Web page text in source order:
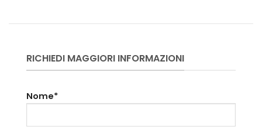
RICHIEDI MAGGIORI INFORMAZIONI
Nome*